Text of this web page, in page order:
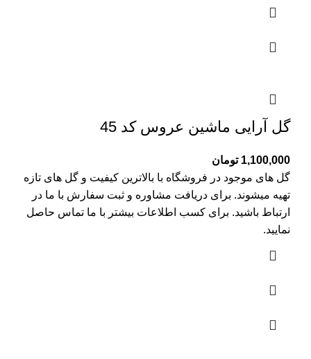
گل آرایی ماشین عروس کد 45
1,100,000 تومان
گل های موجود در فروشگاه با بالاترین کیفیت و گل های تازه
تهیه میشوند. برای دریافت مشاوره و ثبت سفارش با ما در
ارتباط باشید. برای کسب اطلاعات بیشتر با ما تماس حاصل
نمایید.